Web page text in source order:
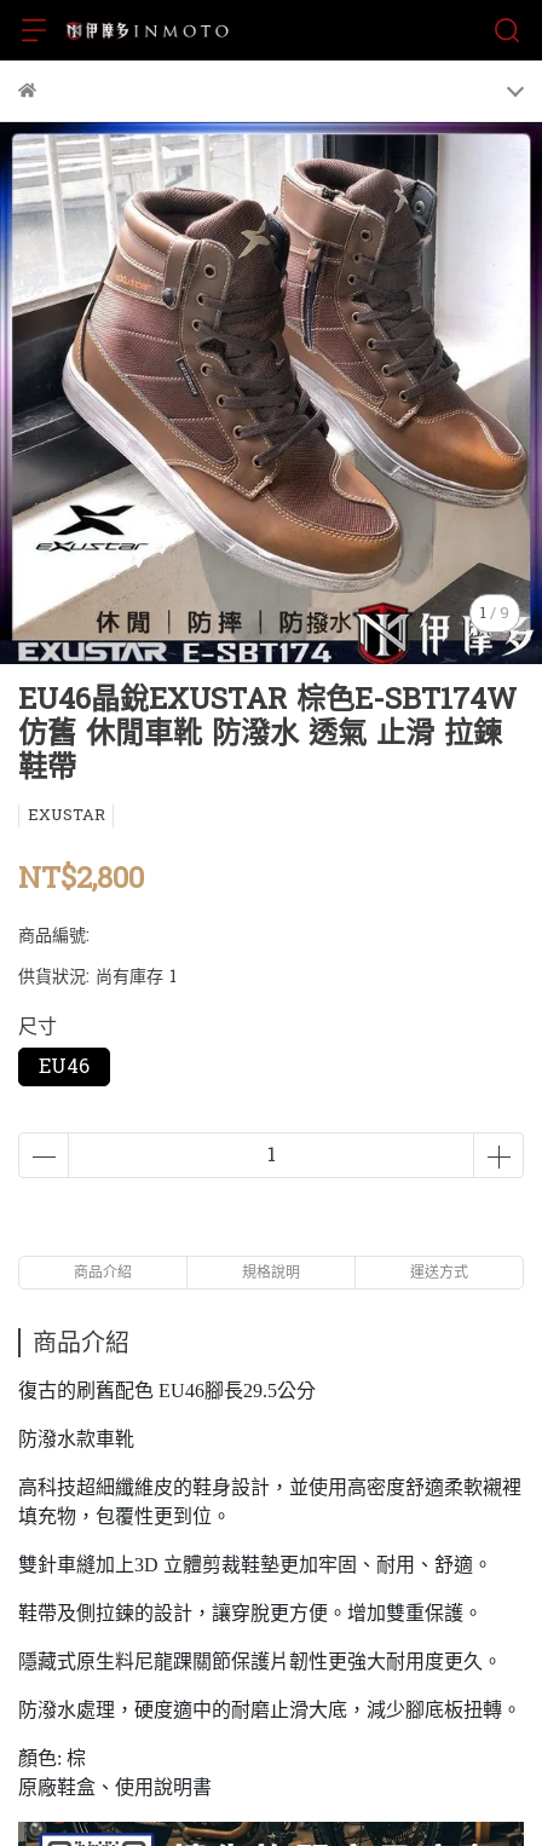
1/9
EU46晶銳EXUSTAR 棕色E-SBT174W
仿舊 休閒車靴 防潑水 透氣 止滑 拉鍊
鞋帶
EXUSTAR
NT$2,800
商品編號:
供貨狀況: 尚有庫存 1
尺寸
EU46
商品介紹 規格說明 運送方式
商品介紹
復古的刷舊配色 EU46腳長29.5公分
防潑水款車靴
高科技超細纖維皮的鞋身設計，並使用高密度舒適柔軟襯裡
填充物，包覆性更到位。
雙針車縫加上3D 立體剪裁鞋墊更加牢固、耐用、舒適。
鞋帶及側拉鍊的設計，讓穿脫更方便。增加雙重保護。
隱藏式原生料尼龍踝關節保護片韌性更強大耐用度更久。
防潑水處理，硬度適中的耐磨止滑大底，減少腳底板扭轉。
顏色: 棕
原廠鞋盒、使用說明書